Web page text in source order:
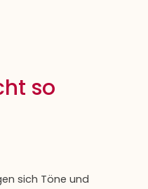
so
sich Töne und